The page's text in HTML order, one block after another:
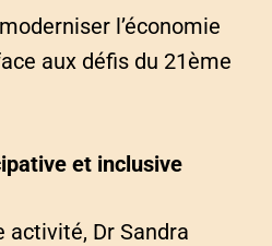
l’économie
aux défis du 21ème
et inclusive
activité, Dr Sandra